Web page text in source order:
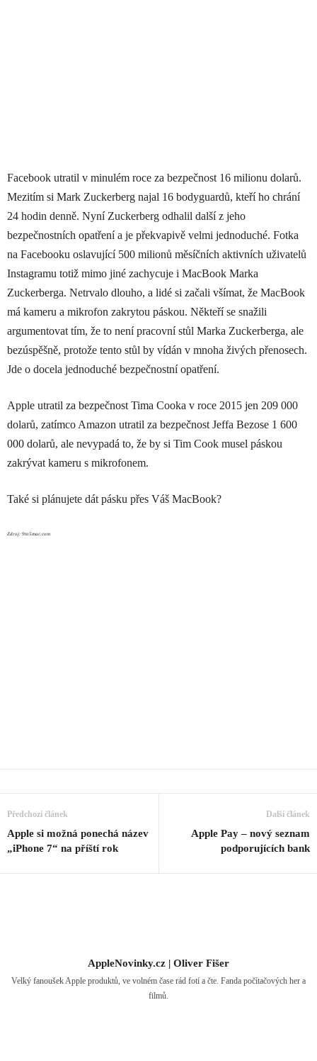
Facebook utratil v minulém roce za bezpečnost 16 milionu dolarů.
Mezitím si Mark Zuckerberg najal 16 bodyguardů, kteří ho chrání
24 hodin denně. Nyní Zuckerberg odhalil další z jeho
bezpečnostních opatření a je překvapivě velmi jednoduché. Fotka
na Facebooku oslavující 500 milionů měsíčních aktivních uživatelů
Instagramu totiž mimo jiné zachycuje i MacBook Marka
Zuckerberga. Netrvalo dlouho, a lidé si začali všímat, že MacBook
má kameru a mikrofon zakrytou páskou. Někteří se snažili
argumentovat tím, že to není pracovní stůl Marka Zuckerberga, ale
bezúspěšně, protože tento stůl by vídán v mnoha živých přenosech.
Jde o docela jednoduché bezpečnostní opatření.
Apple utratil za bezpečnost Tima Cooka v roce 2015 jen 209 000
dolarů, zatímco Amazon utratil za bezpečnost Jeffa Bezose 1 600
000 dolarů, ale nevypadá to, že by si Tim Cook musel páskou
zakrývat kameru s mikrofonem.
Také si plánujete dát pásku přes Váš MacBook?
Zdroj: 9to5mac.com
Předchozí článek
Apple si možná ponechá název
„iPhone 7“ na příští rok
Další článek
Apple Pay – nový seznam
podporujících bank
AppleNovinky.cz | Oliver Fišer
Velký fanoušek Apple produktů, ve volném čase rád fotí a čte. Fanda počítačových her a
filmů.